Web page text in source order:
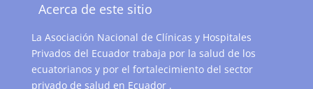
Acerca de este sitio
La Asociación Nacional de Clínicas y Hospitales
Privados del Ecuador trabaja por la salud de los
ecuatorianos y por el fortalecimiento del sector
privado de salud en Ecuador .